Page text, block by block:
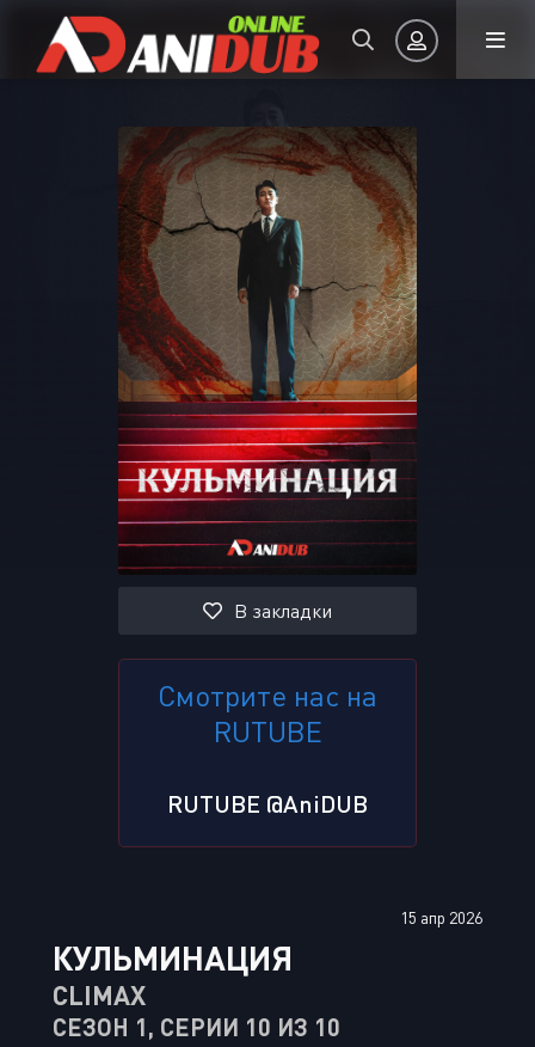
Авторизация
Запомнить
ВОЙТИ НА САЙТ
Регистрация Восстановить пароль
Или войти через
В закладки
Смотрите нас на
RUTUBE
RUTUBE @AniDUB
15 апр 2026
КУЛЬМИНАЦИЯ
CLIMAX
СЕЗОН 1, СЕРИИ 10 ИЗ 10